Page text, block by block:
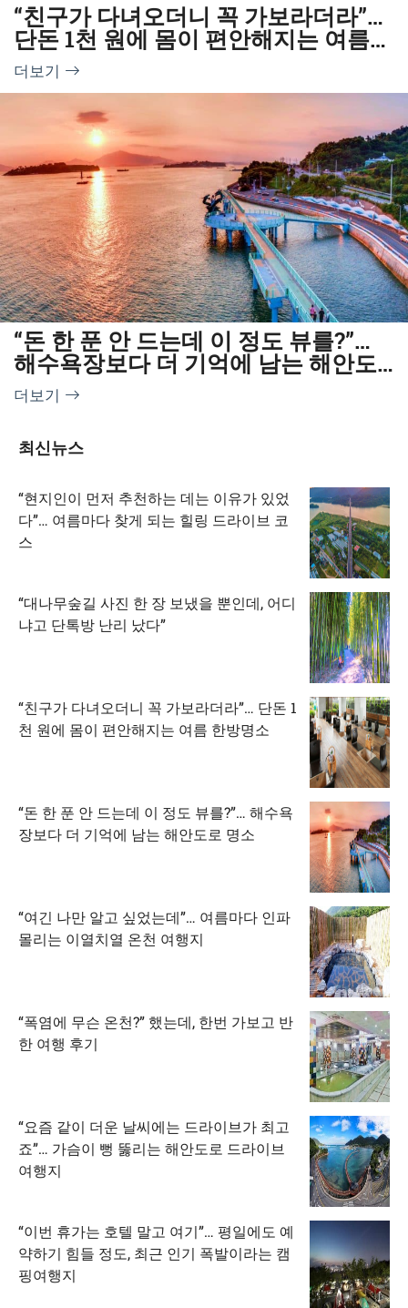
“친구가 다녀오더니 꼭 가보라더라”…
단돈 1천 원에 몸이 편안해지는 여름
한방명소
더보기
“돈 한 푼 안 드는데 이 정도 뷰를?”…
해수욕장보다 더 기억에 남는 해안도
로 명소
더보기
최신뉴스
“현지인이 먼저 추천하는 데는 이유가 있었
다”… 여름마다 찾게 되는 힐링 드라이브 코
스
“대나무숲길 사진 한 장 보냈을 뿐인데, 어디
냐고 단톡방 난리 났다”
“친구가 다녀오더니 꼭 가보라더라”… 단돈 1
천 원에 몸이 편안해지는 여름 한방명소
“돈 한 푼 안 드는데 이 정도 뷰를?”… 해수욕
장보다 더 기억에 남는 해안도로 명소
“여긴 나만 알고 싶었는데”… 여름마다 인파
몰리는 이열치열 온천 여행지
“폭염에 무슨 온천?” 했는데, 한번 가보고 반
한 여행 후기
“요즘 같이 더운 날씨에는 드라이브가 최고
죠”… 가슴이 뻥 뚫리는 해안도로 드라이브
여행지
“이번 휴가는 호텔 말고 여기”… 평일에도 예
약하기 힘들 정도, 최근 인기 폭발이라는 캠
핑여행지